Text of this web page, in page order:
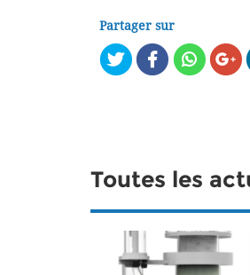
Partager sur
Toutes les